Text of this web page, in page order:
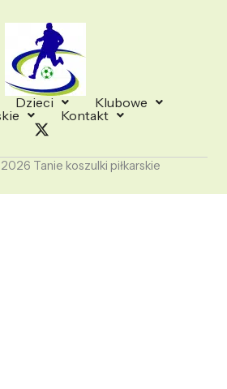
Dzieci
Klubowe
Kontakt
Tanie koszulki piłkarskie